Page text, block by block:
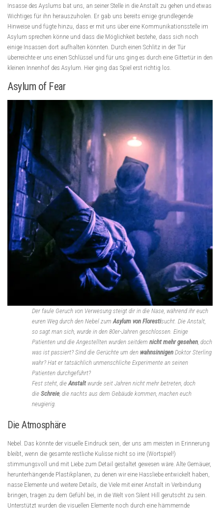
Insasse des Ayslums bat uns, an seiner Stelle in die Anstalt zu gehen und etwas
Wichtiges für ihn herauszuholen. Er gab uns bereits einige grundlegende
Hinweise und fügte hinzu, dass er mit uns über eine Kommunikationsstelle im
Asylum sprechen könne und dass die Möglichkeit bestehe, dass sich noch
einige Insassen dort aufhalten könnten. Durch einen Schlitz in der Tür
überreichte er uns einen Schlüssel und für uns ging es durch eine Gittertür in den
kleinen Innenhof des Asylum. Hier ging das Spiel erst richtig los.
Asylum of Fear
Der faule Geruch von Verwesung steigt dir in die Nase, während ihr euch
euren Weg durch den Nebel zum Asylum von Florestisucht. Die Anstalt,
so sagt man sich, wurde in den 80er-Jahren geschlossen. Einige
Patienten und die Angestellten wurden seitdem nicht mehr gesehen , doch
was ist passiert? Sind die Gerüchte um den wahnsinnigen Doktor Sterling
wahr? Hat er tatsächlich unmenschliche Experimente an seinen
Patienten durchgeführt?
Fest steht, die Anstaltwurde seit Jahren nicht mehr betreten, doch
die Schreie , die nachts aus dem Gebäude kommen, machen euch
neugierig.
Die Atmosphäre
Nebel. Das könnte der visuelle Eindruck sein, der uns am meisten in Erinnerung
bleibt, wenn die gesamte restliche Kulisse nicht so irre (Wortspiel!)
stimmungsvoll und mit Liebe zum Detail gestaltet gewesen wäre. Alte Gemäuer,
herunterhängende Plastikplanen, zu denen wir eine Hassliebe entwickelt haben,
nasse Elemente und weitere Details, die Viele mit einer Anstalt in Verbindung
bringen, tragen zu dem Gefühl bei, in die Welt von Silent Hill gerutscht zu sein.
Unterstützt wurden die visuellen Elemente noch durch eine hämmernde